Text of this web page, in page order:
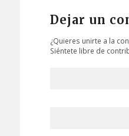
Dejar un
¿Quieres unirte a la
Siéntete libre de